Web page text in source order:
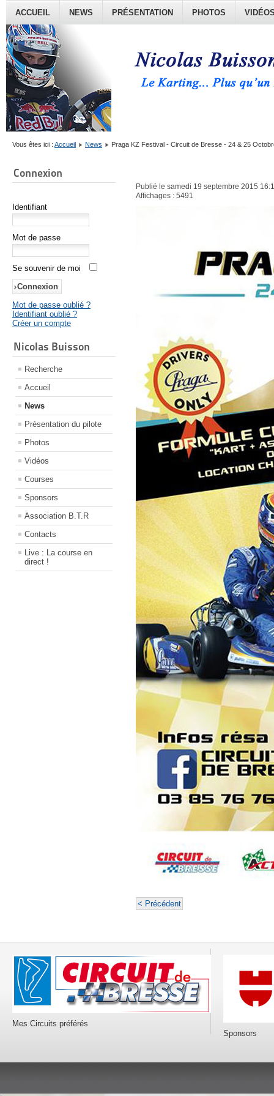
ACCUEIL NEWS PRÉSENTATION PHOTOS
Vous êtes ici : Accueil News Praga KZ Festival - Circuit de Bresse - 24 & 25
Connexion
Identifiant
Mot de passe
Se souvenir de moi
Mot de passe oublié ?
Identifiant oublié ?
Créer un compte
Nicolas Buisson
Recherche
Accueil
News
Présentation du pilote
Photos
Vidéos
Courses
Sponsors
Association B.T.R
Contacts
Live : La course en
direct !
Publié le samedi 19 septembre 2015
Affichages : 5491
< Précédent
Mes Circuits préférés
Sponsors